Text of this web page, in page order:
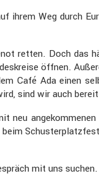
ihrem Weg durch
retten. Doch
öffnen.
Café Ada einen
sind wir auch
mit uns suchen.